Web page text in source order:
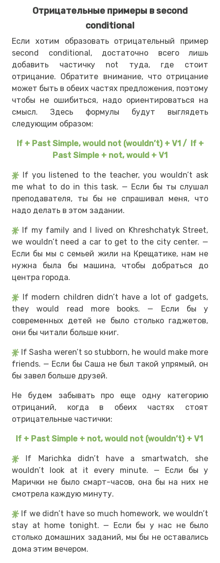
Отрицательные примеры в second
conditional
Если хотим образовать отрицательный пример
second conditional, достаточно всего лишь
добавить частичку not туда, где стоит
отрицание. Обратите внимание, что отрицание
может быть в обеих частях предложения, поэтому
чтобы не ошибиться, надо ориентироваться на
смысл. Здесь формулы будут выглядеть
следующим образом:
If + Past Simple, would not (wouldn’t) + V1 / If +
Past Simple + not, would + V1
If you listened to the teacher, you wouldn’t ask
me what to do in this task. — Если бы ты слушал
преподавателя, ты бы не спрашивал меня, что
надо делать в этом задании.
If my family and I lived on Khreshchatyk Street,
we wouldn’t need a car to get to the city center. —
Если бы мы с семьей жили на Крещатике, нам не
нужна была бы машина, чтобы добраться до
центра города.
If modern children didn’t have a lot of gadgets,
they would read more books. — Если бы у
современных детей не было столько гаджетов,
они бы читали больше книг.
If Sasha weren’t so stubborn, he would make more
friends. — Если бы Саша не был такой упрямый, он
бы завел больше друзей.
Не будем забывать про еще одну категорию
отрицаний, когда в обеих частях стоят
отрицательные частички:
If + Past Simple + not, would not (wouldn’t) + V1
If Marichka didn’t have a smartwatch, she
wouldn’t look at it every minute. — Если бы у
Марички не было смарт-часов, она бы на них не
смотрела каждую минуту.
If we didn’t have so much homework, we wouldn’t
stay at home tonight. — Если бы у нас не было
столько домашних заданий, мы бы не оставались
дома этим вечером.